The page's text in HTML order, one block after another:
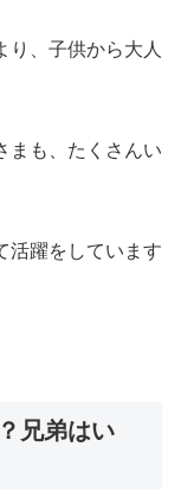
り、子供から大人
まも、たくさんい
活躍をしています
兄弟はい